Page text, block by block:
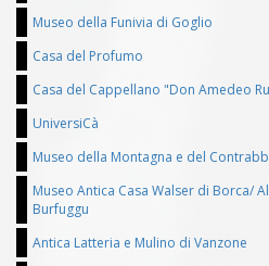
Museo della Funivia di Goglio
Casa del Profumo
Casa del Cappellano "Don Amedeo
UniversiCà
Museo della Montagna e del
Museo Antica Casa Walser di Borca/
Burfuggu
Antica Latteria e Mulino di Vanzone